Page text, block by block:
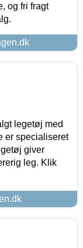
og fri fragt
legetøj med
er specialiseret
giver
leg. Klik